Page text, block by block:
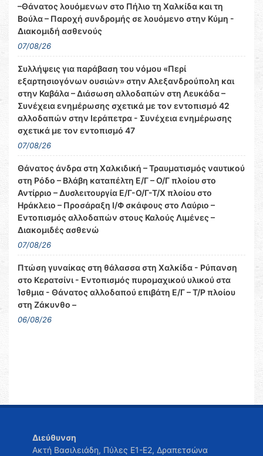
–Θάνατος λουόμενων στο Πήλιο τη Χαλκίδα και τη
Βούλα – Παροχή συνδρομής σε λουόμενο στην Κύμη -
Διακομιδή ασθενούς
07/08/26
Συλλήψεις για παράβαση του νόμου «Περί
εξαρτησιογόνων ουσιών» στην Αλεξανδρούπολη και
στην Καβάλα – Διάσωση αλλοδαπών στη Λευκάδα –
Συνέχεια ενημέρωσης σχετικά με τον εντοπισμό 42
αλλοδαπών στην Ιεράπετρα - Συνέχεια ενημέρωσης
σχετικά με τον εντοπισμό 47
07/08/26
Θάνατος άνδρα στη Χαλκιδική – Τραυματισμός ναυτικού
στη Ρόδο – Βλάβη καταπέλτη Ε/Γ – Ο/Γ πλοίου στο
Αντίρριο – Δυσλειτουργία Ε/Γ-Ο/Γ-Τ/Χ πλοίου στο
Ηράκλειο – Προσάραξη Ι/Φ σκάφους στο Λαύριο –
Εντοπισμός αλλοδαπών στους Καλούς Λιμένες –
Διακομιδές ασθενώ
07/08/26
Πτώση γυναίκας στη θάλασσα στη Χαλκίδα - Ρύπανση
στο Κερατσίνι - Εντοπισμός πυρομαχικού υλικού στα
Ίσθμια - Θάνατος αλλοδαπού επιβάτη Ε/Γ – Τ/Ρ πλοίου
στη Ζάκυνθο –
06/08/26
Διεύθυνση
Ακτή Βασιλειάδη, Πύλες Ε1-Ε2, Δραπετσώνα